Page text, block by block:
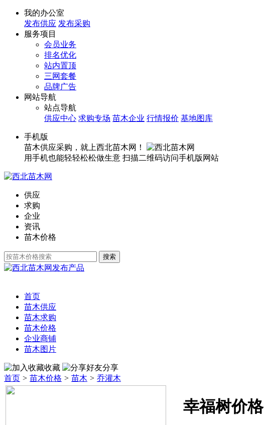
我的办公室
发布供应 发布采购
服务项目
会员业务
排名优化
站内置顶
三网套餐
品牌广告
网站导航
站点导航
供应中心 求购专场 苗木企业 行情报价 基地图库
手机版
苗木供应采购，就上西北苗木网！
用手机也能轻轻松松做生意 扫描二维码访问手机版网站
供应
求购
企业
资讯
苗木价格
发布产品
首页
苗木供应
苗木求购
苗木价格
企业商铺
苗木图片
收藏
分享
首页 > 苗木价格 > 苗木 > 乔灌木
幸福树价格